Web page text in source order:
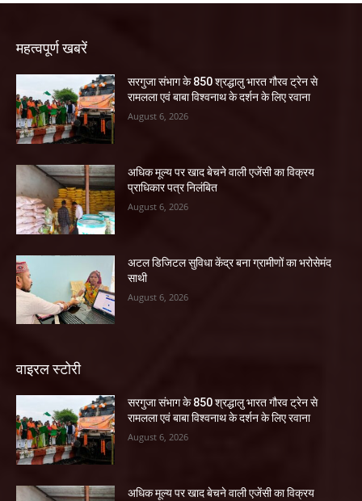
महत्वपूर्ण खबरें
सरगुजा संभाग के 850 श्रद्धालु भारत गौरव ट्रेन से
रामलला एवं बाबा विश्वनाथ के दर्शन के लिए रवाना
August 6, 2026
अधिक मूल्य पर खाद बेचने वाली एजेंसी का विक्रय
प्राधिकार पत्र निलंबित
August 6, 2026
अटल डिजिटल सुविधा केंद्र बना ग्रामीणों का भरोसेमंद
साथी
August 6, 2026
वाइरल स्टोरी
सरगुजा संभाग के 850 श्रद्धालु भारत गौरव ट्रेन से
रामलला एवं बाबा विश्वनाथ के दर्शन के लिए रवाना
August 6, 2026
अधिक मूल्य पर खाद बेचने वाली एजेंसी का विक्रय